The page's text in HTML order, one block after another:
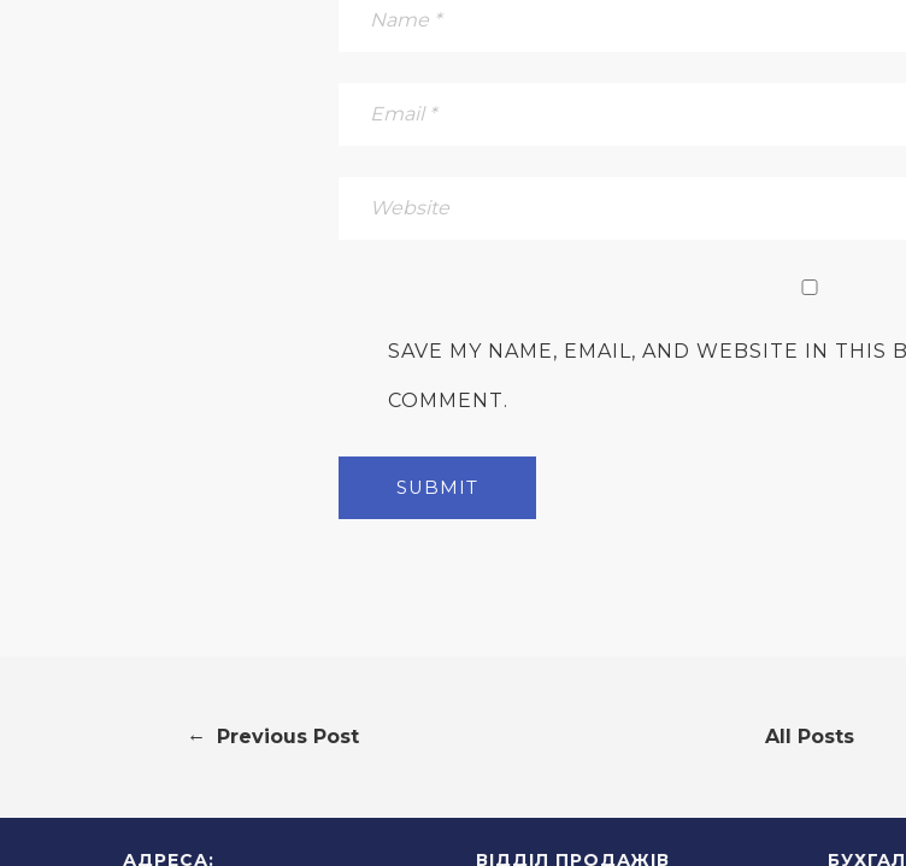
SAVE MY NAME, EMAIL, AND WEBSITE IN THIS
COMMENT.
← Previous Post All Posts
АДРЕСА: ВІДДІЛ ПРОДАЖІВ